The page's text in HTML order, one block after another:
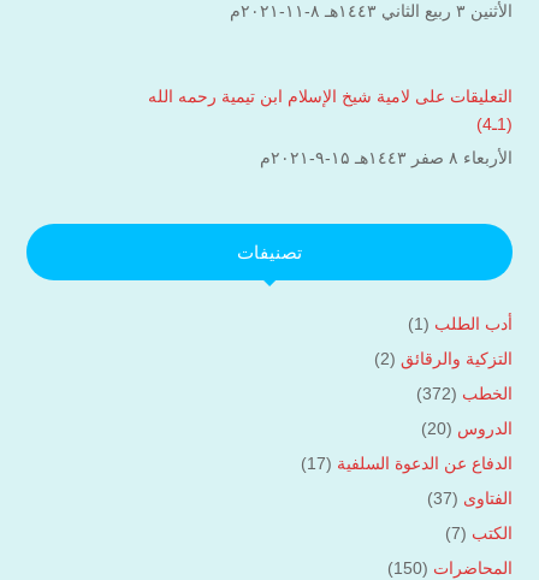
الأثنين ۳ ربيع الثاني ۱٤٤۳هـ ۸-۱۱-۲۰۲۱م
التعليقات على لامية شيخ الإسلام ابن تيمية رحمه الله
(1ـ4)
الأربعاء ۸ صفر ۱٤٤۳هـ ۱۵-۹-۲۰۲۱م
تصنيفات
أدب الطلب (1)
التزكية والرقائق (2)
الخطب (372)
الدروس (20)
الدفاع عن الدعوة السلفية (17)
الفتاوى (37)
الكتب (7)
المحاضرات (150)